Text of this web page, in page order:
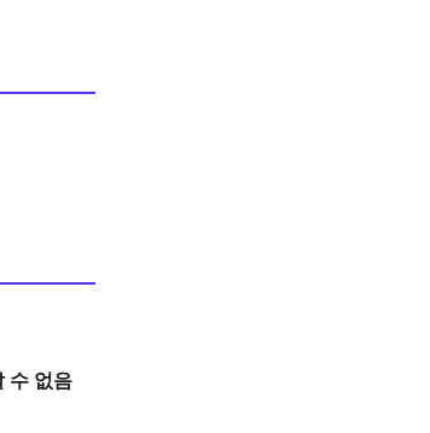
수 없음